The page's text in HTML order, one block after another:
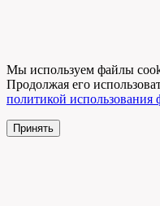
Мы используем файлы
Продолжая его
политикой использования
Принять